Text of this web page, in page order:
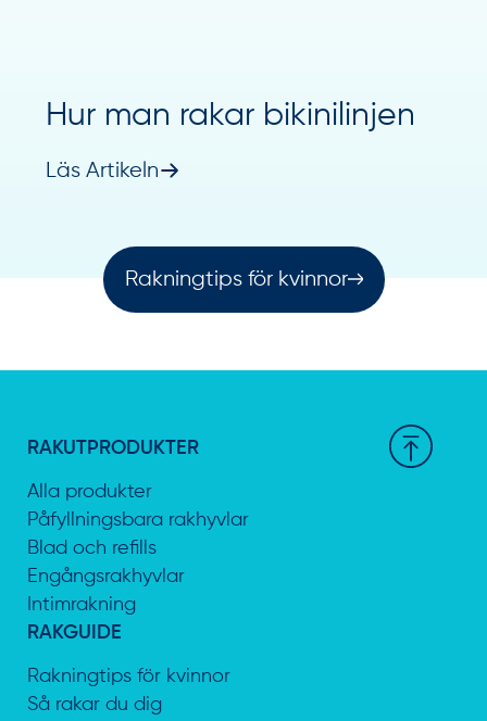
Hur man rakar bikinilinjen
Läs Artikeln
Rakningtips för kvinnor
RAKUTPRODUKTER
Alla produkter
Påfyllningsbara rakhyvlar
Blad och refills
Engångsrakhyvlar
Intimrakning
RAKGUIDE
Rakningtips för kvinnor
Så rakar du dig